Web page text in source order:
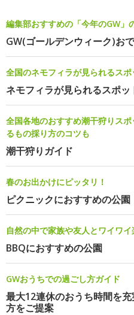
編集部おすすめの「今年のGW」
GW(ゴールデンウィーク)お
全国のネモフィラが見られるス
ネモフィラが見られるスポッ
全国各地のおすすめ潮干狩りス
るもの採り方のコツも
潮干狩りガイド
春のお出かけにピッタリ！
ピクニックにおすすめの公園
自然の中で家族や友人とワイワイ
BBQにおすすめの公園
GWおうちでの過ごし方ガイド
最大12連休のおうち時間を
方をご提案